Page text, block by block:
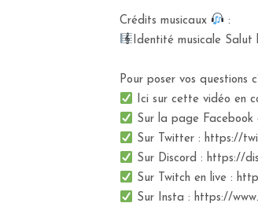
Crédits musicaux
:
Identité musicale
Pour poser vos questions
Ici sur cette vidéo en
Sur la page
Sur Twitter : https://
Sur Discord : https://
Sur Twitch en live :
Sur Insta : https://